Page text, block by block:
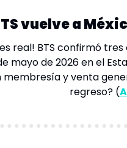
vuelve a
real! BTS confirmó
mayo de 2026 en el
regreso? (